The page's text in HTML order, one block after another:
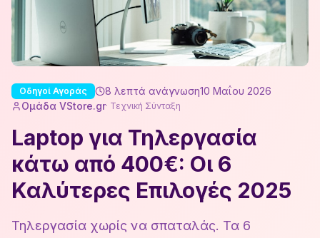
Οδηγοί Αγοράς 8 λεπτά ανάγνωση10 Μαΐου 2026
Ομάδα VStore.gr· Τεχνική Σύνταξη
Laptop για Τηλεργασία
κάτω από 400€: Οι 6
Καλύτερες Επιλογές 2025
Τηλεργασία χωρίς να σπαταλάς. Τα 6